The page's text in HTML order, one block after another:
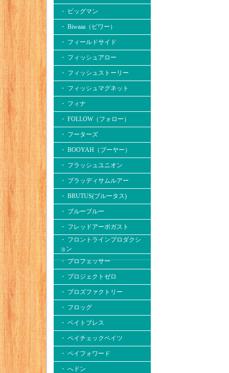
・ ビッグマン
・ Biwaaa（ビワー）
・ フィールドサイド
・ フィッシュアロー
・ フィッシュストーリー
・ フィッシュマグネット
・ フィナ
・ FOLLOW（フォロー）
・ フーターズ
・ BOOYAH（ブーヤー）
・ フラッシュユニオン
・ ブラッディサムルアー
・ BRUTUS(ブルータス)
・ ブルーブルー
・ フレッドアーボガスト
・ フロントラインプロダクシ
ョン
・ プロフェッサー
・ プロジェクトゼロ
・ プロズファクトリー
・ フロッグ
・ ベイトブレス
・ ペイチェックベイツ
・ ペイフォワード
・ へドン